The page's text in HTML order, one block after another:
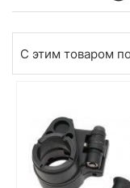
С этим товаром